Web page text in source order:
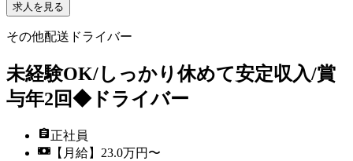
求人を見る
その他配送ドライバー
未経験OK/しっかり休めて安定収入/賞
与年2回◆ドライバー
正社員
【月給】23.0万円〜